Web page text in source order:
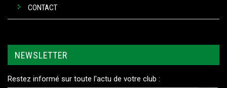
CONTACT
NEWSLETTER
Restez informé sur toute l'actu de votre club :